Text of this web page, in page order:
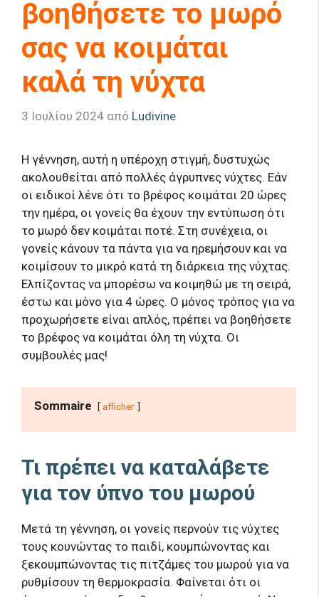
βοηθήσετε το μωρό
σας να κοιμάται
καλά τη νύχτα
3 Ιουλίου 2024 από Ludivine
Η γέννηση, αυτή η υπέροχη στιγμή, δυστυχώς
ακολουθείται από πολλές άγρυπνες νύχτες. Εάν
οι ειδικοί λένε ότι το βρέφος κοιμάται 20 ώρες
την ημέρα, οι γονείς θα έχουν την εντύπωση ότι
το μωρό δεν κοιμάται ποτέ. Στη συνέχεια, οι
γονείς κάνουν τα πάντα για να ηρεμήσουν και να
κοιμίσουν το μικρό κατά τη διάρκεια της νύχτας.
Ελπίζοντας να μπορέσω να κοιμηθώ με τη σειρά,
έστω και μόνο για 4 ώρες. Ο μόνος τρόπος για να
προχωρήσετε είναι απλός, πρέπει να βοηθήσετε
το βρέφος να κοιμάται όλη τη νύχτα. Οι
συμβουλές μας!
Sommaire afficher
Τι πρέπει να καταλάβετε
για τον ύπνο του μωρού
Μετά τη γέννηση, οι γονείς περνούν τις νύχτες
τους κουνώντας το παιδί, κουμπώνοντας και
ξεκουμπώνοντας τις πιτζάμες του μωρού για να
ρυθμίσουν τη θερμοκρασία. Φαίνεται ότι οι